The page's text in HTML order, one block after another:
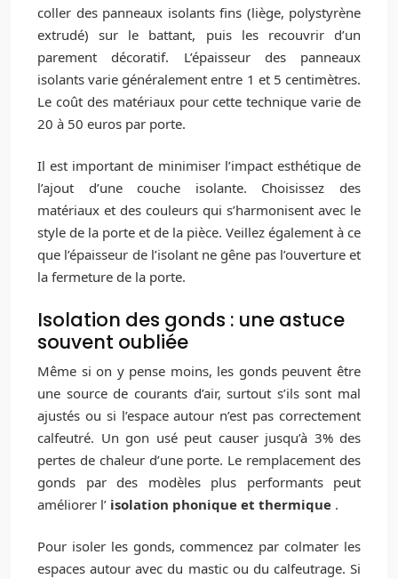
coller des panneaux isolants fins (liège, polystyrène
extrudé) sur le battant, puis les recouvrir d’un
parement décoratif. L’épaisseur des panneaux
isolants varie généralement entre 1 et 5 centimètres.
Le coût des matériaux pour cette technique varie de
20 à 50 euros par porte.
Il est important de minimiser l’impact esthétique de
l’ajout d’une couche isolante. Choisissez des
matériaux et des couleurs qui s’harmonisent avec le
style de la porte et de la pièce. Veillez également à ce
que l’épaisseur de l’isolant ne gêne pas l’ouverture et
la fermeture de la porte.
Isolation des gonds : une astuce
souvent oubliée
Même si on y pense moins, les gonds peuvent être
une source de courants d’air, surtout s’ils sont mal
ajustés ou si l’espace autour n’est pas correctement
calfeutré. Un gon usé peut causer jusqu’à 3% des
pertes de chaleur d’une porte. Le remplacement des
gonds par des modèles plus performants peut
améliorer l’ isolation phonique et thermique .
Pour isoler les gonds, commencez par colmater les
espaces autour avec du mastic ou du calfeutrage. Si